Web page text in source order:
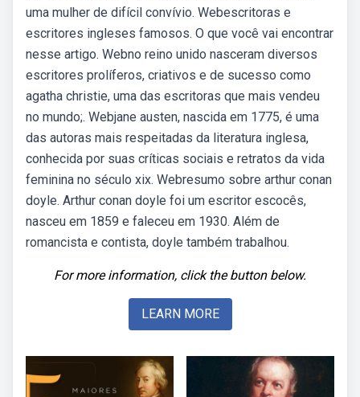
uma mulher de difícil convívio. Webescritoras e
escritores ingleses famosos. O que você vai encontrar
nesse artigo. Webno reino unido nasceram diversos
escritores prolíferos, criativos e de sucesso como
agatha christie, uma das escritoras que mais vendeu
no mundo;. Webjane austen, nascida em 1775, é uma
das autoras mais respeitadas da literatura inglesa,
conhecida por suas críticas sociais e retratos da vida
feminina no século xix. Webresumo sobre arthur conan
doyle. Arthur conan doyle foi um escritor escocês,
nasceu em 1859 e faleceu em 1930. Além de
romancista e contista, doyle também trabalhou.
For more information, click the button below.
LEARN MORE